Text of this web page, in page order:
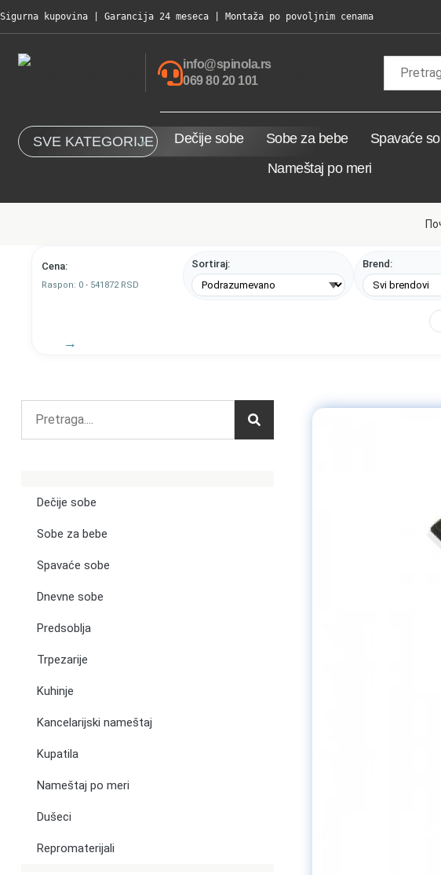
Sigurna kupovina | Garancija 24 meseca | Montaža po povoljnim cenama
info@spinola.rs
069 80 20 101
SVE KATEGORIJE Dečije sobe Sobe za bebe Spavaće
Nameštaj po meri
Cena:
Raspon: 0 - 541872 RSD
Sortiraj: Brend:
Dečije sobe
Sobe za bebe
Spavaće sobe
Dnevne sobe
Predsoblja
Trpezarije
Kuhinje
Kancelarijski nameštaj
Kupatila
Nameštaj po meri
Dušeci
Repromaterijali